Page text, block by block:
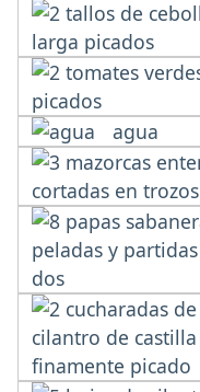
agua